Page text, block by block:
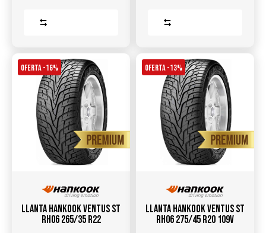
OFERTA -16%
Llanta HANKOOK Ventus ST
RH06 265/35 R22
OFERTA -13%
Llanta HANKOOK Ventus ST
RH06 275/45 R20 109V